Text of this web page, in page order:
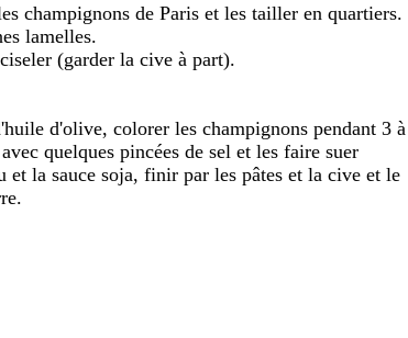
champignons de Paris et les tailler en quartiers.
lamelles.
(garder la cive à part).
d'olive, colorer les champignons pendant 3 à
quelques pincées de sel et les faire suer
et la sauce soja, finir par les pâtes et la cive et le